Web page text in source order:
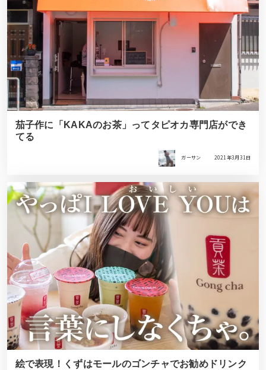
茄子作に「KAKAのお茶」ってタピオカ専門店ができ
てる
ガーサン 2021年3月31日
絵で表現！くずはモールのゴンチャでお勧めドリンク